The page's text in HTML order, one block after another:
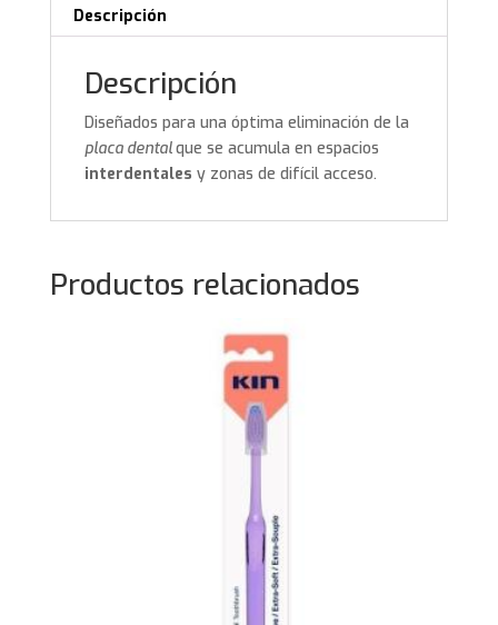
Descripción
Descripción
Diseñados para una óptima eliminación de la
placa dentalque se acumula en espacios
interdentales y zonas de difícil acceso.
Productos relacionados